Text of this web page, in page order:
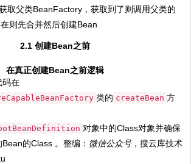
取父类BeanFactory，获取到了则调用父类的
则先合并然后创建Bean
2.1 创建Bean之前
在真正创建Bean之前逻辑
码在
类的 createBean 方
对象中的Class对象并确保
的Class 。整编： 微信公众号，搜云库技术